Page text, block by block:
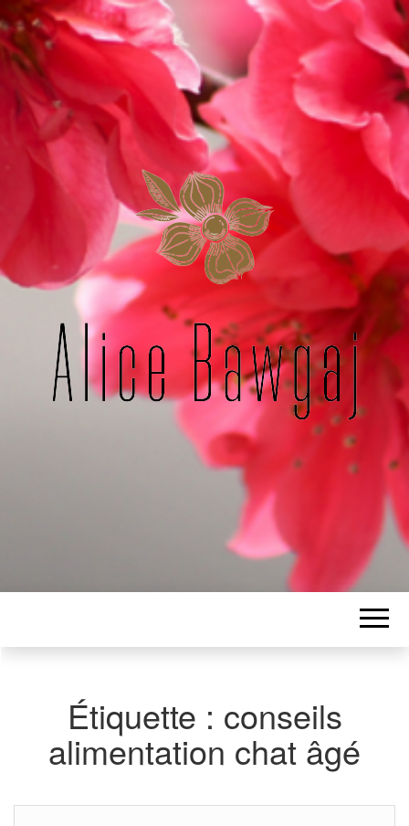
ALICE
BAWGAJ
Les petits mots d'Alice
Étiquette : conseils
alimentation chat âgé